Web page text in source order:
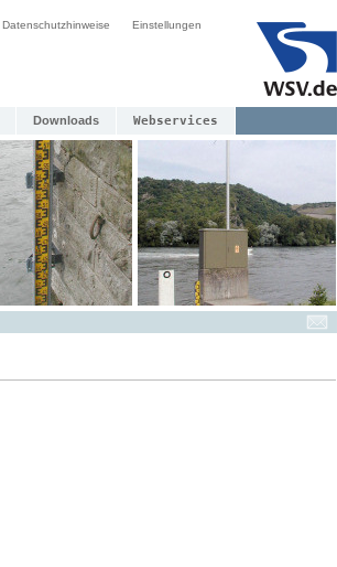
Datenschutzhinweise Einstellungen
Downloads Webservices